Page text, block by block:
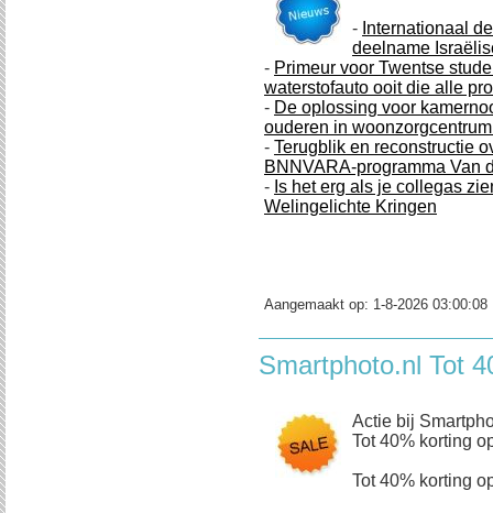
- Internationaal
deelname
- Primeur voor Twentse
waterstofauto ooit die alle
- De oplossing voor
ouderen in
- Terugblik en reconstructie
BNNVARA-programma Van
- Is het erg als je collegas
Welingelichte Kringen
Aangemaakt op: 1-8-2026 03:00:08
Smartphoto.nl Tot
Actie bij
Tot 40% korting
Tot 40% korting